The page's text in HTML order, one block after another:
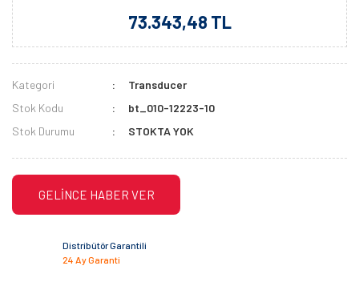
73.343,48 TL
Kategori
Transducer
Stok Kodu
bt_010-12223-10
Stok Durumu
STOKTA YOK
GELİNCE HABER VER
Distribütör Garantili
24 Ay Garanti